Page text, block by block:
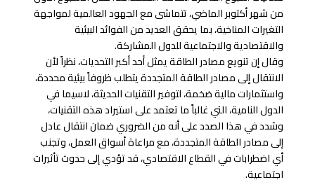
من شهر أكتوبر الماضي، تتماشى مع الجهود العالمية لمواجهة
التغيرات المناخية، بما يحقق العديد من الفوائد البيئية
والاقتصادية والاجتماعية للدول المشاركة.
وقال إن تنويع مصادر الطاقة يمثل أحد أكبر التحديات، نظراً لأن
الانتقال إلى مصادر الطاقة المتجددة يتطلب ظروفاً بيئية محددة،
واستثمارات مالية ضخمة، لتوفير التقنيات الحديثة، لاسيما في
الدول النامية، التي غالباً ما تعتمد على استيراد هذه التقنيات،
وشدد في هذا الصدد على أنه من الضروري ضمان انتقال عادل
إلى مصادر الطاقة المتجددة، مع مراعاة أسواق العمل، وتجنب
أي اضطرابات في القطاع الاقتصادي، قد تؤدي إلى حدوث تأثيرات
اجتماعية.